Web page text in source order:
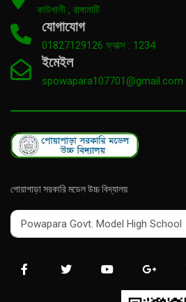
কাউখালী , রাঙ্গামাটি
যোগাযোগ
01827129126 ফ্যাক্স : 1234
ইমেইল
spowapara107701@gmail.com
পোয়াপাড়া সরকারি মডেল উচ্চ বিদ্যালয়
Powapara Govt. Model High School
Powapara Govt. Model High School